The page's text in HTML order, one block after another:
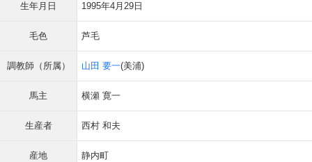
生年月日 1995年4月29日
毛色 芦毛
調教師（所属） 山田 要一(美浦)
馬主 横瀬 寛一
生産者 西村 和夫
産地 静内町